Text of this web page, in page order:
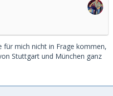
für mich nicht in Frage kommen,
Stuttgart und München ganz